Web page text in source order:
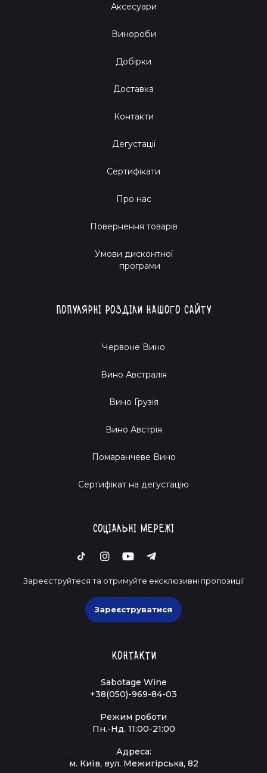
Аксесуари
Винороби
Добірки
Доставка
Контакти
Дегустації
Сертифікати
Про нас
Повернення товарів
Умови дисконтної
програми
Популярні розділи нашого сайту
Червоне Вино
Вино Австралія
Вино Грузія
Вино Австрія
Помаранчеве Вино
Cертифікат на дегустацію
Соціальні мережі
Зареєструйтеся та отримуйте ексклюзивні пропозиції
Зареєструватися
Контакти
Sabotage Wine
+38(050)-969-84-03
Режим роботи
Пн.-Нд. 11:00-21:00
Адреса:
м. Київ, вул. Межигірська, 82